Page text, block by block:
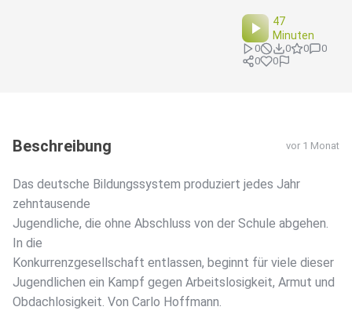
47
Minuten
0 0 0
0
0
0
Beschreibung vor 1 Monat
Das deutsche Bildungssystem produziert jedes Jahr
zehntausende
Jugendliche, die ohne Abschluss von der Schule abgehen.
In die
Konkurrenzgesellschaft entlassen, beginnt für viele dieser
Jugendlichen ein Kampf gegen Arbeitslosigkeit, Armut und
Obdachlosigkeit. Von Carlo Hoffmann.